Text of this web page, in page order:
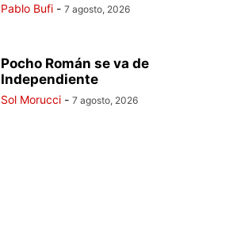
Pablo Bufi - 7 agosto, 2026
Pocho Román se va de
Independiente
Sol Morucci - 7 agosto, 2026